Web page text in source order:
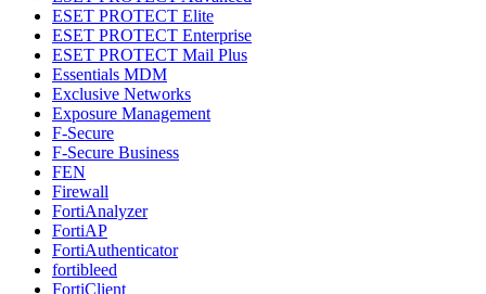
ESET PROTECT Elite
ESET PROTECT Enterprise
ESET PROTECT Mail Plus
Essentials MDM
Exclusive Networks
Exposure Management
F-Secure
F-Secure Business
FEN
Firewall
FortiAnalyzer
FortiAP
FortiAuthenticator
fortibleed
FortiClient